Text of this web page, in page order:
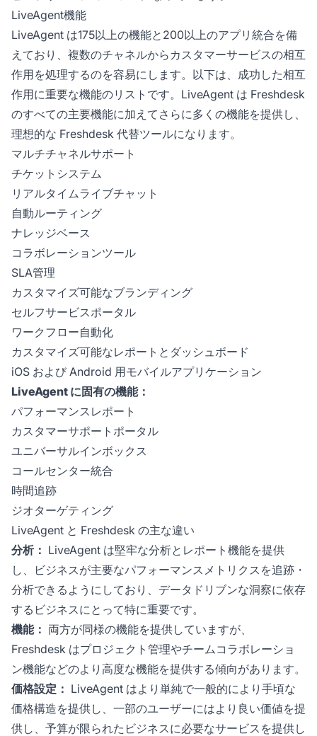
LiveAgent機能
LiveAgent は175以上の機能と200以上のアプリ統合を備
えており、複数のチャネルからカスタマーサービスの相互
作用を処理するのを容易にします。以下は、成功した相互
作用に重要な機能のリストです。LiveAgent は Freshdesk
のすべての主要機能に加えてさらに多くの機能を提供し、
理想的な Freshdesk 代替ツールになります。
マルチチャネルサポート
チケットシステム
リアルタイムライブチャット
自動ルーティング
ナレッジベース
コラボレーションツール
SLA管理
カスタマイズ可能なブランディング
セルフサービスポータル
ワークフロー自動化
カスタマイズ可能なレポートとダッシュボード
iOS および Android 用モバイルアプリケーション
LiveAgent に固有の機能：
パフォーマンスレポート
カスタマーサポートポータル
ユニバーサルインボックス
コールセンター統合
時間追跡
ジオターゲティング
LiveAgent と Freshdesk の主な違い
分析： LiveAgent は堅牢な分析とレポート機能を提供
し、ビジネスが主要なパフォーマンスメトリクスを追跡・
分析できるようにしており、データドリブンな洞察に依存
するビジネスにとって特に重要です。
機能： 両方が同様の機能を提供していますが、
Freshdesk はプロジェクト管理やチームコラボレーショ
ン機能などのより高度な機能を提供する傾向があります。
価格設定： LiveAgent はより単純で一般的により手頃な
価格構造を提供し、一部のユーザーにはより良い価値を提
供し、予算が限られたビジネスに必要なサービスを提供し